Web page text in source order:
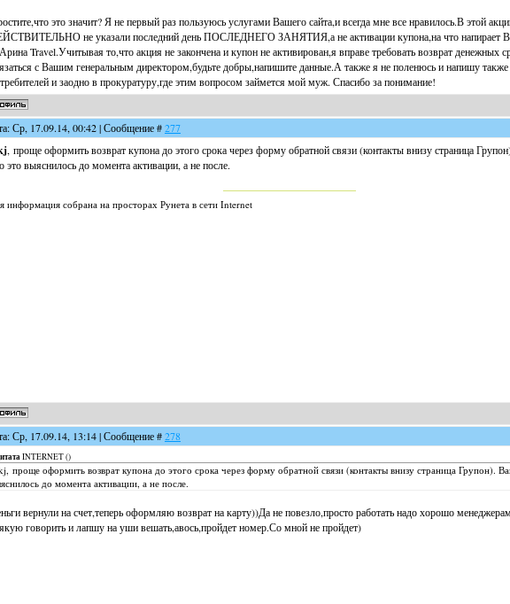
это значит? Я не первый раз пользуюсь услугами Вашего сайта,и всегда мне все нравилось.В этой
не указали последний день ПОСЛЕДНЕГО ЗАНЯТИЯ,а не активации купона,на что напирает
Travel.Учитывая то,что акция не закончена и купон не активирован,я вправе требовать возврат денежных
с Вашим генеральным директором,будьте добры,напишите данные.А также я не поленюсь и напишу
и заодно в прокуратуру,где этим вопросом займется мой муж. Спасибо за понимание!
Ср, 17.09.14, 00:42 | Сообщение #277
, проще оформить возврат купона до этого срока через форму обратной связи (контакты внизу страница
это выяснилось до момента активации, а не после.
информация собрана на просторах Рунета в сети Internet
Ср, 17.09.14, 13:14 | Сообщение #278
INTERNET()
проще оформить возврат купона до этого срока через форму обратной связи (контакты внизу страница Групон).
до момента активации, а не после.
вернули на счет,теперь оформляю возврат на карту))Да не повезло,просто работать надо хорошо
говорить и лапшу на уши вешать,авось,пройдет номер.Со мной не пройдет)